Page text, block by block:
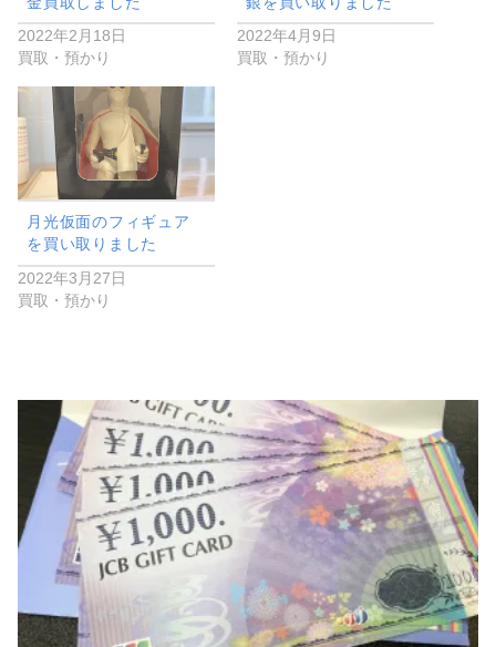
2022年2月18日
買取・預かり
2022年4月9日
買取・預かり
月光仮面のフィギュア
を買い取りました
2022年3月27日
買取・預かり